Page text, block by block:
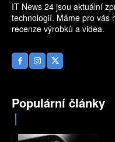
IT News 24 jsou aktuální
technologií. Máme pro vás
recenze výrobků a videa.
Populární články